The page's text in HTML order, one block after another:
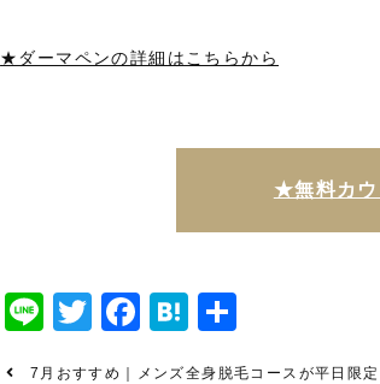
★ダーマペンの詳細はこちらから
★無料カウ
LineTwitter
Facebook
Hatena
7月おすすめ｜メンズ全身脱毛コースが平日限定